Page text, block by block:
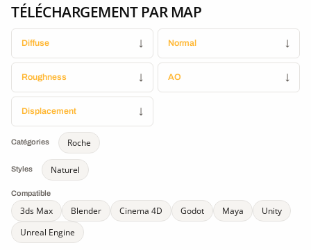
TÉLÉCHARGEMENT PAR MAP
Diffuse ↓ Normal ↓
Roughness ↓ AO ↓
Displacement ↓
Catégories Roche
Styles Naturel
Compatible
3ds Max Blender Cinema 4D Godot Maya
Unity
Unreal Engine